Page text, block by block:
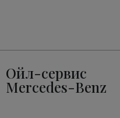
Ойл-сервис
Mercedes-Benz